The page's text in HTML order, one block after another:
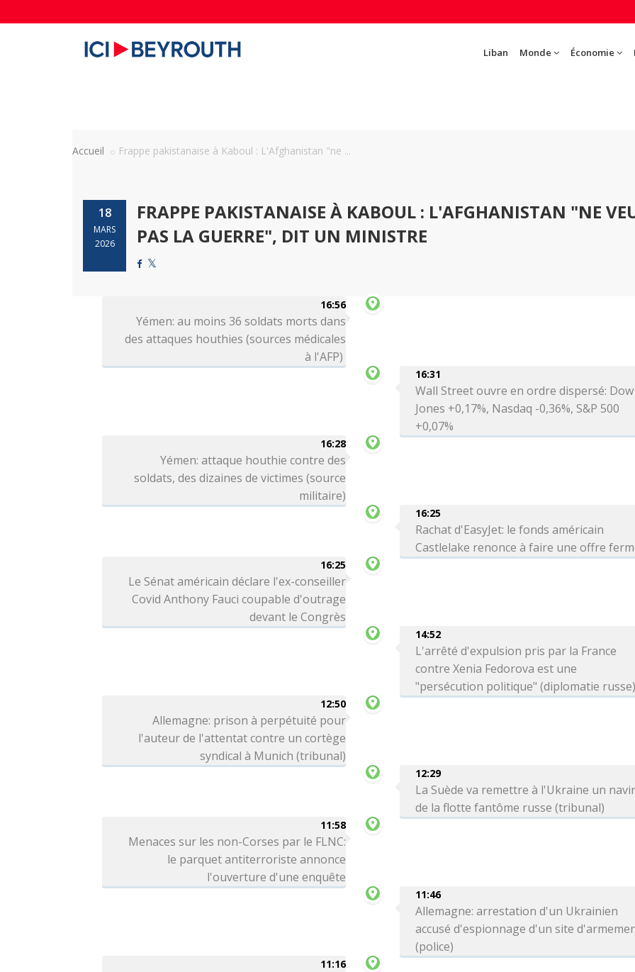
Liban Monde Économie
Accueil Frappe pakistanaise à Kaboul : L'Afghanistan "ne ...
18
MARS
2026
FRAPPE PAKISTANAISE À KABOUL : L'AFGHANISTAN "NE
PAS LA GUERRE", DIT UN MINISTRE
16:56
Yémen: au moins 36 soldats morts dans
des attaques houthies (sources médicales
à l'AFP)
16:31
Wall Street ouvre en ordre dispersé: Dow
Jones +0,17%, Nasdaq -0,36%, S&P 500
+0,07%
16:28
Yémen: attaque houthie contre des
soldats, des dizaines de victimes (source
militaire)
16:25
Rachat d'EasyJet: le fonds américain
Castlelake renonce à faire une offre
16:25
Le Sénat américain déclare l'ex-conseiller
Covid Anthony Fauci coupable d'outrage
devant le Congrès
14:52
L'arrêté d'expulsion pris par la France
contre Xenia Fedorova est une
"persécution politique" (diplomatie
12:50
Allemagne: prison à perpétuité pour
l'auteur de l'attentat contre un cortège
syndical à Munich (tribunal)
12:29
La Suède va remettre à l'Ukraine un
de la flotte fantôme russe (tribunal)
11:58
Menaces sur les non-Corses par le FLNC:
le parquet antiterroriste annonce
l'ouverture d'une enquête
11:46
Allemagne: arrestation d'un Ukrainien
accusé d'espionnage d'un site
(police)
11:16